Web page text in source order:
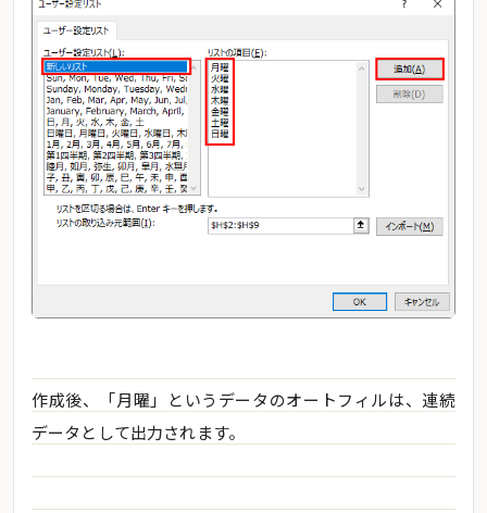
作成後、「月曜」というデータのオートフィルは、連続
データとして出力されます。